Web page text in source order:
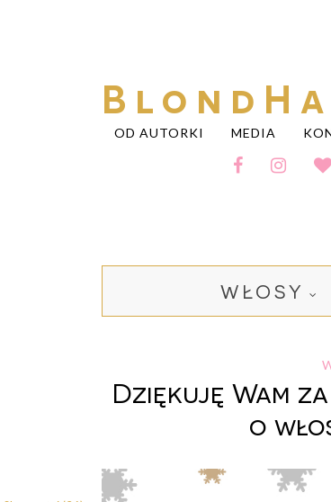
OD AUTORKI MEDIA
WŁOSY
Dziękuję Wam
o